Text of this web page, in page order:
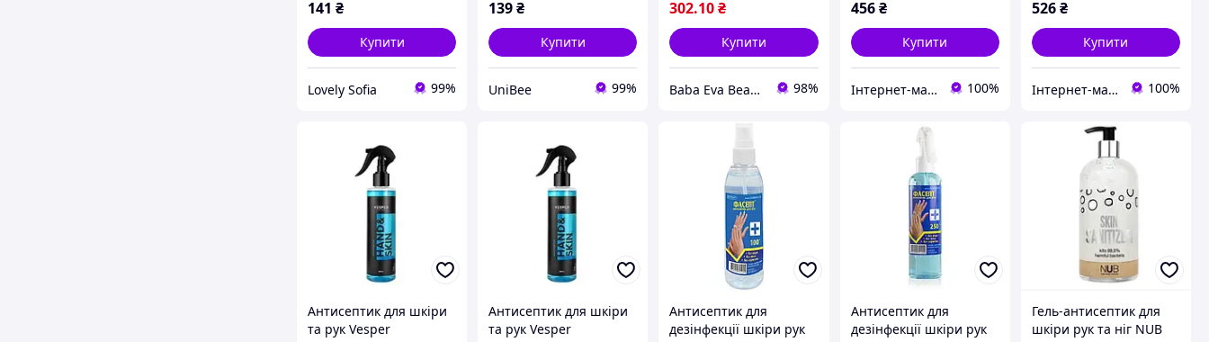
141 ₴
Купити
Lovely Sofia 99%
139₴
Купити
UniBee 99%
302.10₴
Купити
Baba Eva Beauty Shop 98%
456 ₴
Купити
Інтернет-магазин MedTek 100%
526₴
Купити
Інтернет-магазин MedTek 100%
Антисептик для шкіри
та рук Vesper
Антисептик для шкіри
та рук Vesper
Антисептик для
дезінфекції шкіри рук
Антисептик для
дезінфекції шкіри рук
Гель-антисептик для
шкіри рук та ніг NUB